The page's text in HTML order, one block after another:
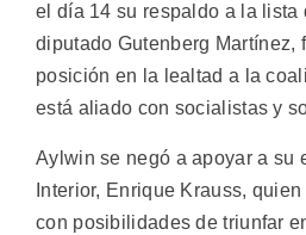
el día 14 su respaldo a la lista
diputado Gutenberg Martínez,
posición en la lealtad a la
está aliado con socialistas y
Aylwin se negó a apoyar a su
Interior, Enrique Krauss,
con posibilidades de triunfar